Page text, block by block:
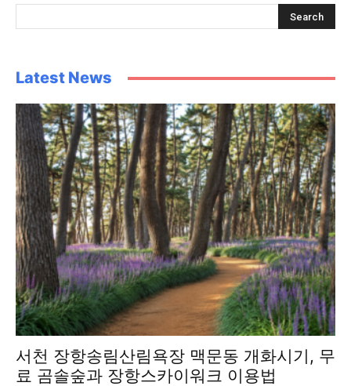
Latest News
서천 장항송림산림욕장 맥문동 개화시기, 무
료 곰솔숲과 장항스카이워크 이용법